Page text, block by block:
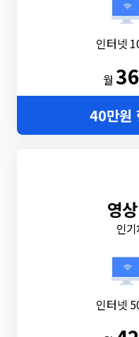
인터넷
월
40만원
영
인
인터넷